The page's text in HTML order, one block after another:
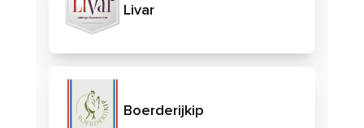
Livar
Boerderijkip